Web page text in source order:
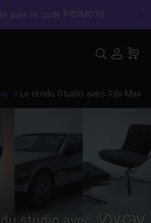
avec le code PROMO10
Le rendu Studio avec 3ds Max